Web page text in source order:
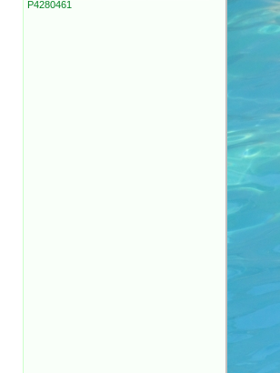
P4280461